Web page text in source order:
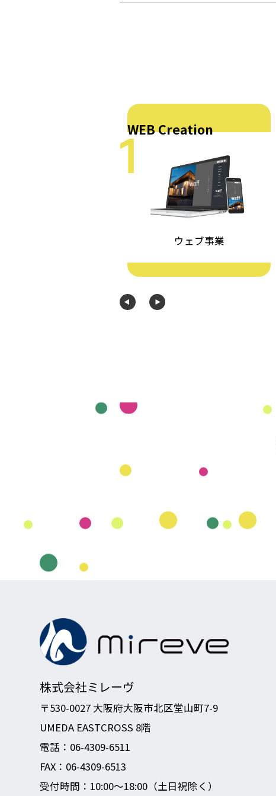
Others
WEB Creation
ウェブ事業
株式会社ミレーヴ
〒530-0027 大阪府大阪市北区堂山町7-9
UMEDA EASTCROSS 8階
電話： 06-4309-6511
FAX：06-4309-6513
受付時間：10:00～18:00（土日祝除く）